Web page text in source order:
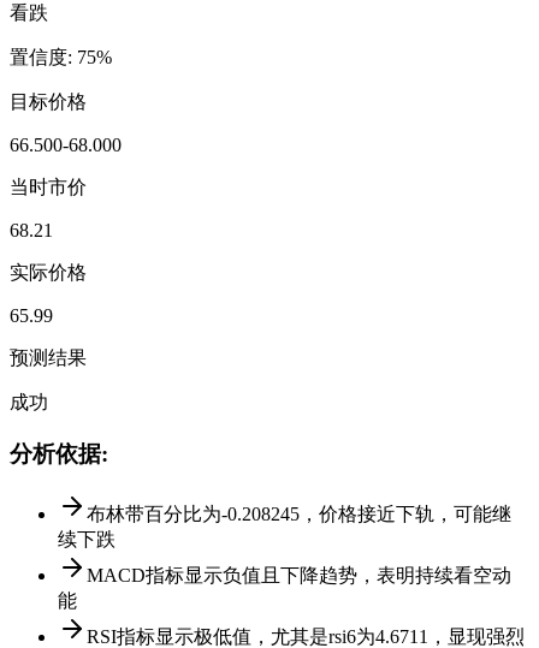
看跌
置信度: 75%
目标价格
66.500-68.000
当时市价
68.21
实际价格
65.99
预测结果
成功
分析依据:
布林带百分比为-0.208245，价格接近下轨，可能继
续下跌
MACD指标显示负值且下降趋势，表明持续看空动
能
RSI指标显示极低值，尤其是rsi6为4.6711，显现强烈